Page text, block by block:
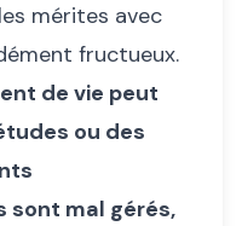
mérites avec
fructueux.
de vie peut
ou des
sont mal gérés,